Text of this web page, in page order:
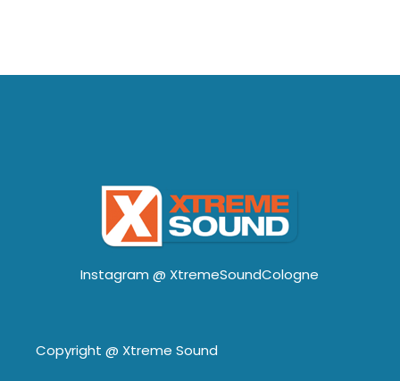
Instagram @ XtremeSoundCologne
Copyright @ Xtreme Sound